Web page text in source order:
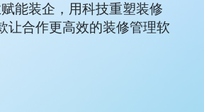
能装企，用科技重塑装修
合作更高效的装修管理软